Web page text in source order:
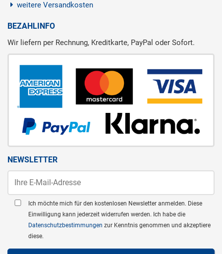
weitere Versandkosten
BEZAHLINFO
Wir liefern per Rechnung, Kreditkarte, PayPal oder Sofort.
NEWSLETTER
Ich möchte mich für den kostenlosen Newsletter anmelden. Diese
Einwilligung kann jederzeit widerrufen werden. Ich habe die
Datenschutzbestimmungen zur Kenntnis genommen und akzeptiere
diese.